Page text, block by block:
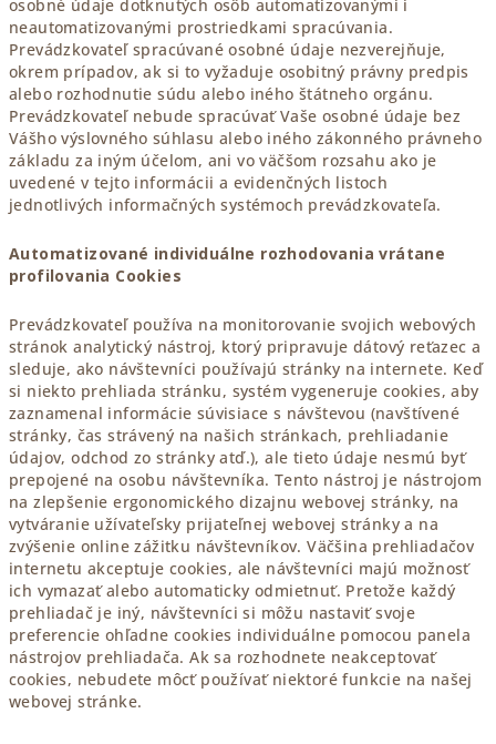
osobné údaje dotknutých osôb automatizovanými i
neautomatizovanými prostriedkami spracúvania.
Prevádzkovateľ spracúvané osobné údaje nezverejňuje,
okrem prípadov, ak si to vyžaduje osobitný právny predpis
alebo rozhodnutie súdu alebo iného štátneho orgánu.
Prevádzkovateľ nebude spracúvať Vaše osobné údaje bez
Vášho výslovného súhlasu alebo iného zákonného právneho
základu za iným účelom, ani vo väčšom rozsahu ako je
uvedené v tejto informácii a evidenčných listoch
jednotlivých informačných systémoch prevádzkovateľa.
Automatizované individuálne rozhodovania vrátane
profilovania Cookies
Prevádzkovateľ používa na monitorovanie svojich webových
stránok analytický nástroj, ktorý pripravuje dátový reťazec a
sleduje, ako návštevníci používajú stránky na internete. Keď
si niekto prehliada stránku, systém vygeneruje cookies, aby
zaznamenal informácie súvisiace s návštevou (navštívené
stránky, čas strávený na našich stránkach, prehliadanie
údajov, odchod zo stránky atď.), ale tieto údaje nesmú byť
prepojené na osobu návštevníka. Tento nástroj je nástrojom
na zlepšenie ergonomického dizajnu webovej stránky, na
vytváranie užívateľsky prijateľnej webovej stránky a na
zvýšenie online zážitku návštevníkov. Väčšina prehliadačov
internetu akceptuje cookies, ale návštevníci majú možnosť
ich vymazať alebo automaticky odmietnuť. Pretože každý
prehliadač je iný, návštevníci si môžu nastaviť svoje
preferencie ohľadne cookies individuálne pomocou panela
nástrojov prehliadača. Ak sa rozhodnete neakceptovať
cookies, nebudete môcť používať niektoré funkcie na našej
webovej stránke.